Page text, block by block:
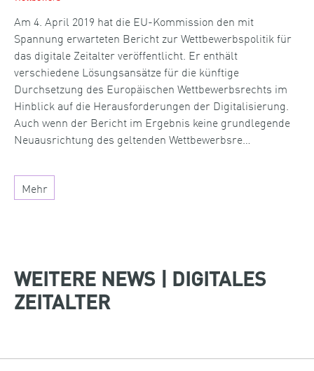
Am 4. April 2019 hat die EU-Kommission den mit
Spannung erwarteten Bericht zur Wettbewerbspolitik für
das digitale Zeitalter veröffentlicht. Er enthält
verschiedene Lösungsansätze für die künftige
Durchsetzung des Europäischen Wettbewerbsrechts im
Hinblick auf die Herausforderungen der Digitalisierung.
Auch wenn der Bericht im Ergebnis keine grundlegende
Neuausrichtung des geltenden Wettbewerbsre…
Mehr
WEITERE NEWS | DIGITALES
ZEITALTER